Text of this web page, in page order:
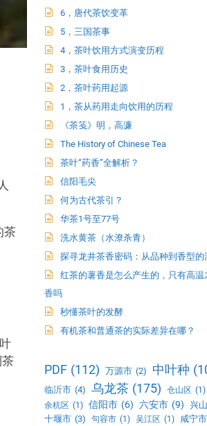
茶
6，唐代茶饮变革
5，三国茶事
4，茶叶饮用方式演变历程
3，茶叶食用历史
2，茶叶药用起源
1，茶从药用走向饮用的历程
《茶笺》明，高濂
The History of Chinese Tea
茶叶“药香”全解析？
信阳毛尖
何为古代茶引？
华茶1号至77号
洗水黄茶（水潦杀青）
探寻龙井茶香密码：从品种到香型的
红茶的薯香是怎么产生的，只有高温
香吗
秒懂茶叶的发酵
有机茶和普通茶的实际差异在哪？
PDF (112) 万源市 (2) 中叶种
临沂市 (4) 乌龙茶 (175) 仓山区 (1)
余杭区 (1) 信阳市 (6) 六安市 (9) 兴
十堰市 (3) 句容市 (1) 吴江区 (1) 咸宁市